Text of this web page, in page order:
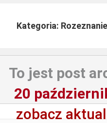
Kategoria:
To jest post
20
zobacz